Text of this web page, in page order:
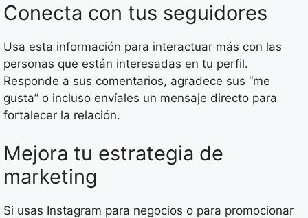
Conecta con tus seguidores
Usa esta información para interactuar más con las
personas que están interesadas en tu perfil.
Responde a sus comentarios, agradece sus “me
gusta” o incluso envíales un mensaje directo para
fortalecer la relación.
Mejora tu estrategia de
marketing
Si usas Instagram para negocios o para promocionar